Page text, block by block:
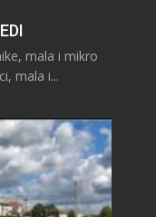
mala i mikro
mala i...